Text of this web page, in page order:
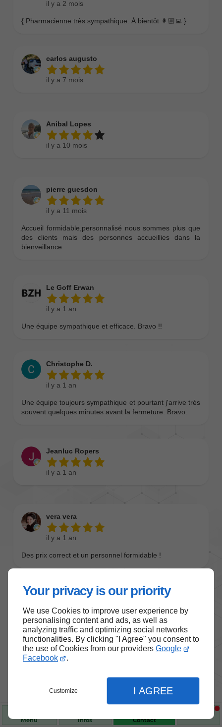
Your privacy is our priority
We use Cookies to improve user experience by
personalising content and ads, as well as
analyzing traffic and optimizing social networks
functionalities. By clicking "I Agree" you consent to
the use of Cookies from our providers Google
Facebook
.
Customize I AGREE
Menu Infos Contact
Nos produits de santé et de